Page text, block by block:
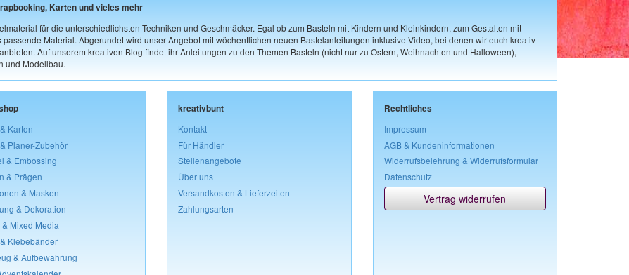
Karten und vieles mehr
für die unterschiedlichsten Techniken und Geschmäcker. Egal ob zum Basteln mit Kindern und Kleinkindern, zum Gestalten mit
Material. Abgerundet wird unser Angebot mit wöchentlichen neuen Bastelanleitungen inklusive Video, bei denen wir euch kreativ
Auf unserem kreativen Blog findet ihr Anleitungen zu den Themen Basteln (nicht nur zu Ostern, Weihnachten und Halloween),
und Modellbau.
Karton
Planer-Zubehör
& Embossing
& Prägen
& Masken
& Dekoration
& Mixed Media
Klebebänder
& Aufbewahrung
kreativbunt
Kontakt
Für Händler
Stellenangebote
Über uns
Versandkosten & Lieferzeiten
Zahlungsarten
Rechtliches
Impressum
AGB & Kundeninformationen
Widerrufsbelehrung & Widerrufsformular
Datenschutz
Vertrag widerrufen